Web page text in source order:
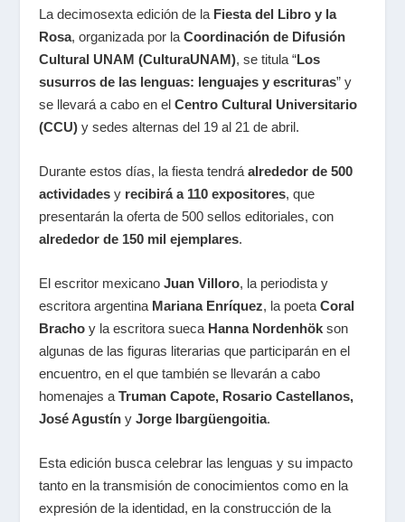
La decimosexta edición de la Fiesta del Libro y la
Rosa, organizada por la Coordinación de Difusión
Cultural UNAM (CulturaUNAM), se titula “Los
susurros de las lenguas: lenguajes y escrituras” y
se llevará a cabo en el Centro Cultural Universitario
(CCU) y sedes alternas del 19 al 21 de abril.
Durante estos días, la fiesta tendrá alrededor de 500
actividades y recibirá a 110 expositores, que
presentarán la oferta de 500 sellos editoriales, con
alrededor de 150 mil ejemplares.
El escritor mexicano Juan Villoro, la periodista y
escritora argentina Mariana Enríquez, la poeta Coral
Bracho y la escritora sueca Hanna Nordenhök son
algunas de las figuras literarias que participarán en el
encuentro, en el que también se llevarán a cabo
homenajes a Truman Capote, Rosario Castellanos,
José Agustín y Jorge Ibargüengoitia.
Esta edición busca celebrar las lenguas y su impacto
tanto en la transmisión de conocimientos como en la
expresión de la identidad, en la construcción de la